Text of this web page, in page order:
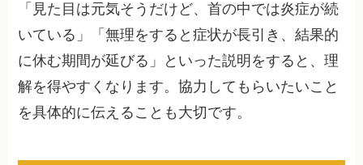
「見た目は元気そうだけど、首の中では炎症が続
いている」「無理をすると症状が長引き、結果的
に休む期間が延びる」といった説明をすると、理
解を得やすくなります。協力してもらいたいこと
を具体的に伝えることも大切です。